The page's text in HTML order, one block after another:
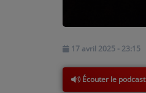
VIDÉOS | L’ŒIL DE L'OIE
VIDÉOS | JEUX 17 avril 2025 - 23:15
Écouter le podcast